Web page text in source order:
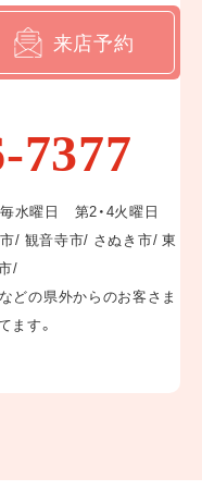
来店予約
7377
水曜日 第2・4火曜日
/ 観音寺市/ さぬき市/ 東
/
などの県外からのお客さま
ます。